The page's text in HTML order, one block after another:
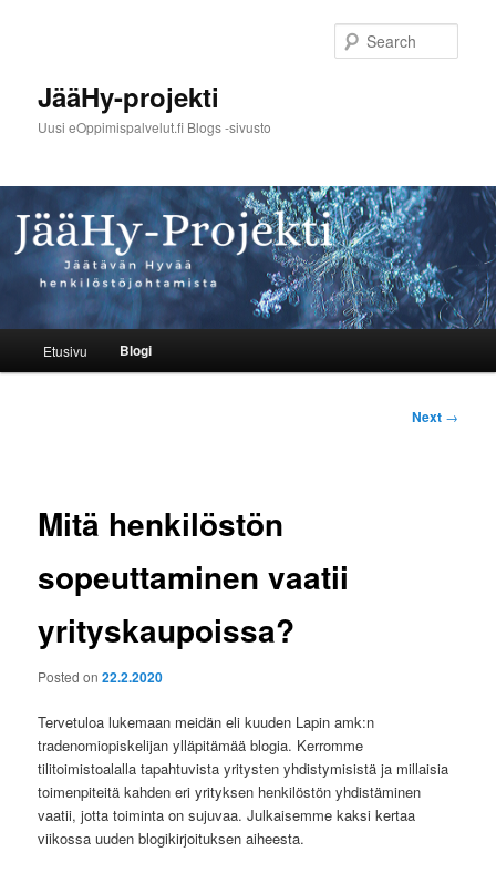
JääHy-projekti
Uusi eOppimispalvelut.fi Blogs -sivusto
Etusivu Blogi
Next →
Mitä henkilöstön
sopeuttaminen vaatii
yrityskaupoissa?
Posted on22.2.2020
Tervetuloa lukemaan meidän eli kuuden Lapin amk:n
tradenomiopiskelijan ylläpitämää blogia. Kerromme
tilitoimistoalalla tapahtuvista yritysten yhdistymisistä ja millaisia
toimenpiteitä kahden eri yrityksen henkilöstön yhdistäminen
vaatii, jotta toiminta on sujuvaa. Julkaisemme kaksi kertaa
viikossa uuden blogikirjoituksen aiheesta.